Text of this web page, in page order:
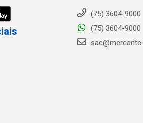
(75) 3604-9000
(75) 3604-9000